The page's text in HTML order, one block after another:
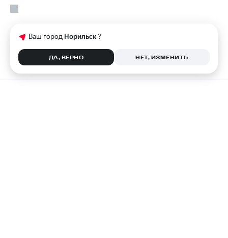
Ваш город Норильск?
ДА, ВЕРНО НЕТ, ИЗМЕНИТЬ